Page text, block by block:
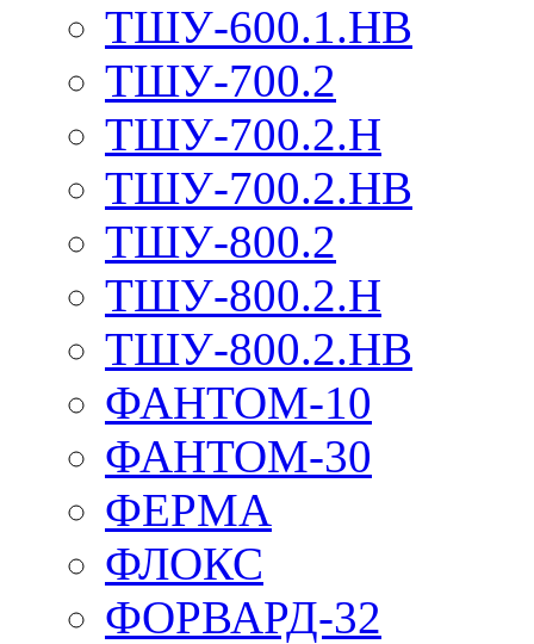
ТШУ-600.1.НВ
ТШУ-700.2
ТШУ-700.2.Н
ТШУ-700.2.НВ
ТШУ-800.2
ТШУ-800.2.Н
ТШУ-800.2.НВ
ФАНТОМ-10
ФАНТОМ-30
ФЕРМА
ФЛОКС
ФОРВАРД-32